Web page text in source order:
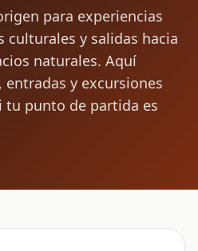
para experiencias
culturales y salidas hacia
naturales. Aquí
y excursiones
tu punto de partida es